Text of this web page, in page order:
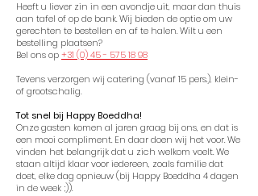
Heeft u liever zin in een avondje uit, maar dan thuis
aan tafel of op de bank. Wij bieden de optie om uw
gerechten te bestellen en af te halen. Wilt u een
bestelling plaatsen?
Bel ons op+31 (0) 45 - 575 18 98
Tevens verzorgen wij catering (vanaf 15 pers.), klein-
of grootschalig.
Tot snel bij Happy Boeddha!
Onze gasten komen al jaren graag bij ons, en dat is
een mooi compliment. En daar doen wij het voor. We
vinden het belangrijk dat u zich welkom voelt. We
staan altijd klaar voor iedereen, zoals familie dat
doet, elke dag opnieuw (bij Happy Boeddha 4 dagen
in de week ;)).